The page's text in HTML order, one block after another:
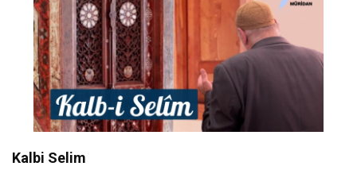
Kalbi Selim